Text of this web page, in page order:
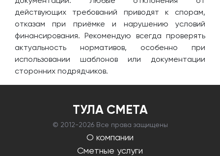
действующих требований приводят к спорам,
отказам при приёмке и нарушению условий
финансирования. Рекомендую всегда проверять
актуальность нормативов, особенно при
использовании шаблонов или документации
сторонних подрядчиков.
ТУЛА СМЕТА
© 2012-2026 Все права защищены
О компании
Сметные услуги